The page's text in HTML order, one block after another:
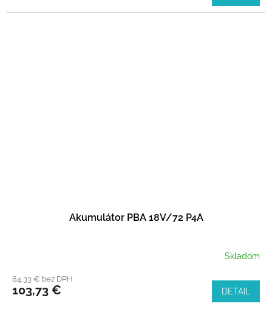
Akumulátor PBA 18V/72 P4A
Skladom
84,33 € bez DPH
103,73 € DETAIL